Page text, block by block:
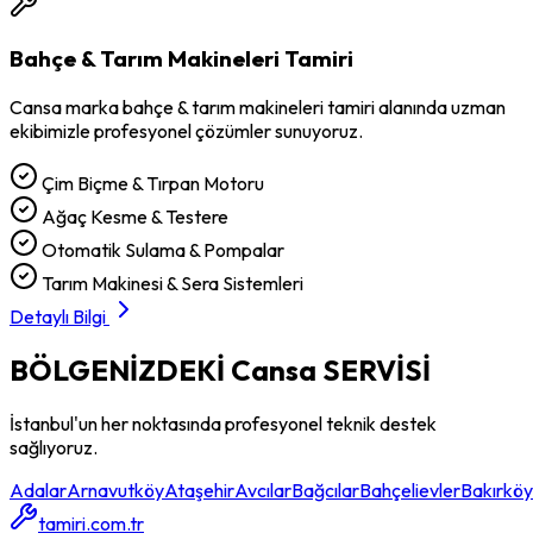
Bahçe & Tarım Makineleri Tamiri
Cansamarkabahçe & tarım makineleri tamirialanında uzman
ekibimizle profesyonel çözümler sunuyoruz.
Çim Biçme & Tırpan Motoru
Ağaç Kesme & Testere
Otomatik Sulama & Pompalar
Tarım Makinesi & Sera Sistemleri
Detaylı Bilgi
BÖLGENİZDEKİ Cansa SERVİSİ
İstanbul'un her noktasında profesyonel teknik destek
sağlıyoruz.
AdalarArnavutköyAtaşehirAvcılarBağcılarBahçelievlerBakırköy
tamiri.com.tr